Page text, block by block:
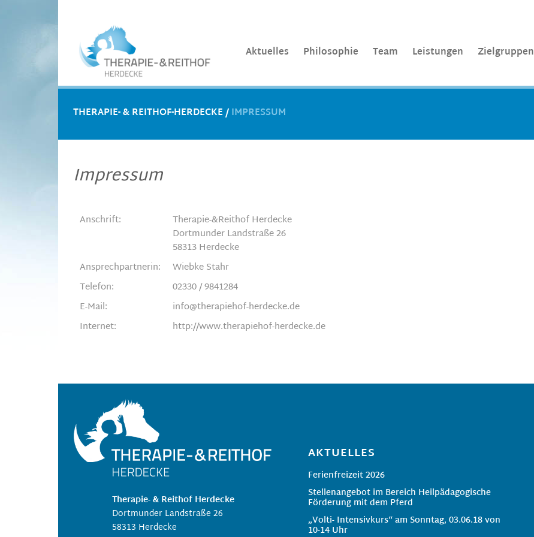
Aktuelles Philosophie Team Leistungen Zielgruppen
THERAPIE- & REITHOF-HERDECKE/IMPRESSUM
Impressum
Anschrift:
Therapie-&Reithof Herdecke
Dortmunder Landstraße 26
58313 Herdecke
Ansprechpartnerin:
Wiebke Stahr
Telefon:
02330 / 9841284
E-Mail:
info@therapiehof-herdecke.de
Internet:
http://www.therapiehof-herdecke.de
Therapie- & Reithof Herdecke
Dortmunder Landstraße 26
58313 Herdecke
AKTUELLES
Ferienfreizeit 2026
Stellenangebot im Bereich Heilpädagogische
Förderung mit dem Pferd
„Volti- Intensivkurs“ am Sonntag, 03.06.18 von
10-14 Uhr